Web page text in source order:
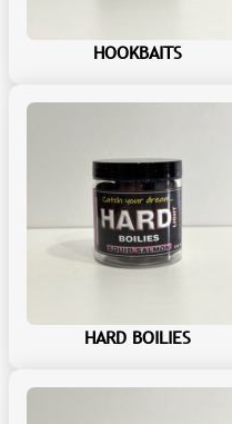
HOOKBAITS
HARD BOILIES